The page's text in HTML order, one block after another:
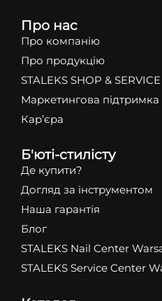
Про нас
Про компанію
Про продукцію
STALEKS SHOP & SERVICE
Маркетингова підтримка
Кар’єра
Б'юті-стилісту
Де купити?
Догляд за інструментом
Наша гарантія
Блог
STALEKS Nail Center
STALEKS Service Center